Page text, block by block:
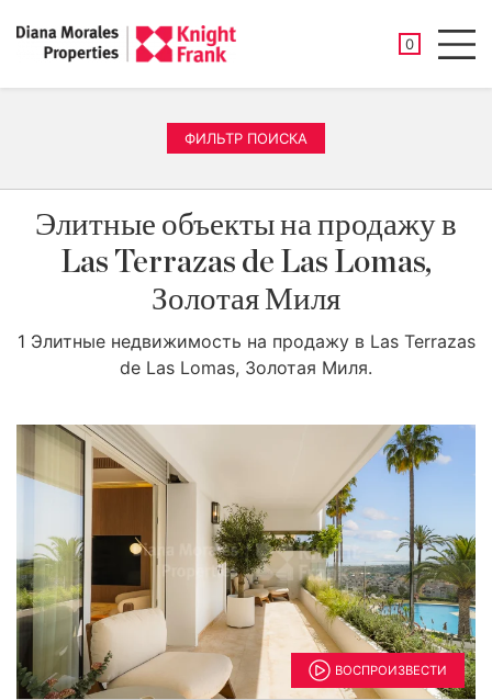
0
ФИЛЬТР ПОИСКА
Элитные объекты на продажу в
Las Terrazas de Las Lomas,
Золотая Миля
1 Элитные недвижимость на продажу в Las Terrazas
de Las Lomas, Золотая Миля.
ВОСПРОИЗВЕСТИ